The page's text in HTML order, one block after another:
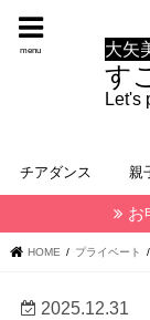
大矢
す
Let's
menu
チアダンス 親
お
HOME プライベート
2025.12.31